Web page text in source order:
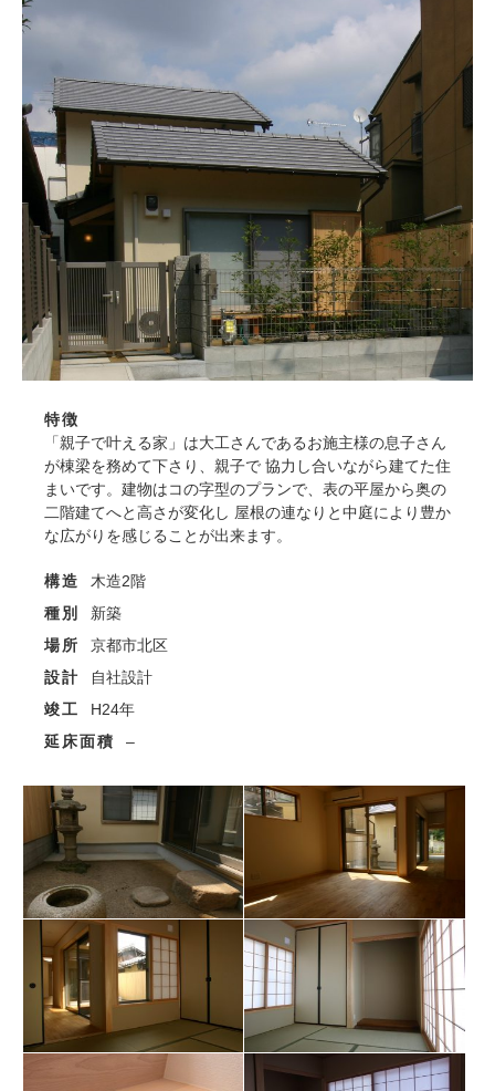
特徴
「親子で叶える家」は大工さんであるお施主様の息子さん
が棟梁を務めて下さり、親子で 協力し合いながら建てた住
まいです。建物はコの字型のプランで、表の平屋から奥の
二階建てへと高さが変化し 屋根の連なりと中庭により豊か
な広がりを感じることが出来ます。
構造
木造2階
種別
新築
場所
京都市北区
設計
自社設計
竣工
H24年
延床面積
–